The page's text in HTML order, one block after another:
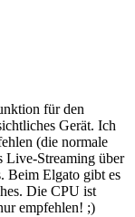
für den
Gerät. Ich
(die normale
Live-Streaming über
Beim Elgato gibt es
Die CPU ist
empfehlen! ;)